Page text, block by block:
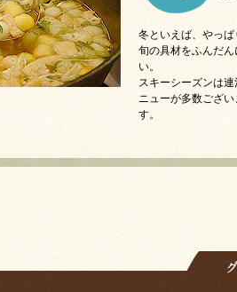
冬といえば、やっ
旬の具材をふんだ
い。
スキーシーズンは
ニューが多数ござ
す。